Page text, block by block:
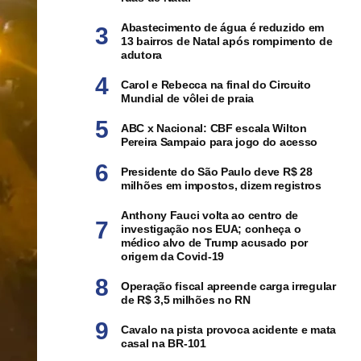
Abastecimento de água é reduzido em
13 bairros de Natal após rompimento de
adutora
Carol e Rebecca na final do Circuito
Mundial de vôlei de praia
ABC x Nacional: CBF escala Wilton
Pereira Sampaio para jogo do acesso
Presidente do São Paulo deve R$ 28
milhões em impostos, dizem registros
Anthony Fauci volta ao centro de
investigação nos EUA; conheça o
médico alvo de Trump acusado por
origem da Covid-19
Operação fiscal apreende carga irregular
de R$ 3,5 milhões no RN
Cavalo na pista provoca acidente e mata
casal na BR-101